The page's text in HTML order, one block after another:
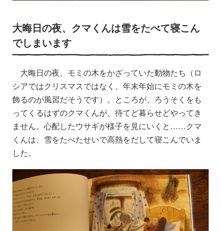
大晦日の夜、クマくんは雪をたべて寝こん
でしまいます
大晦日の夜、モミの木をかざっていた動物たち（ロ
シアではクリスマスではなく、年末年始にモミの木を
飾るのが風習だそうです）。ところが、ろうそくをも
ってくるはずのクマ くんが、待てど暮らせどやってき
ません。心配したウサギが様子を見にいくと……クマ
くんは、雪をたべたせいで高熱をだして寝こんでいま
した。